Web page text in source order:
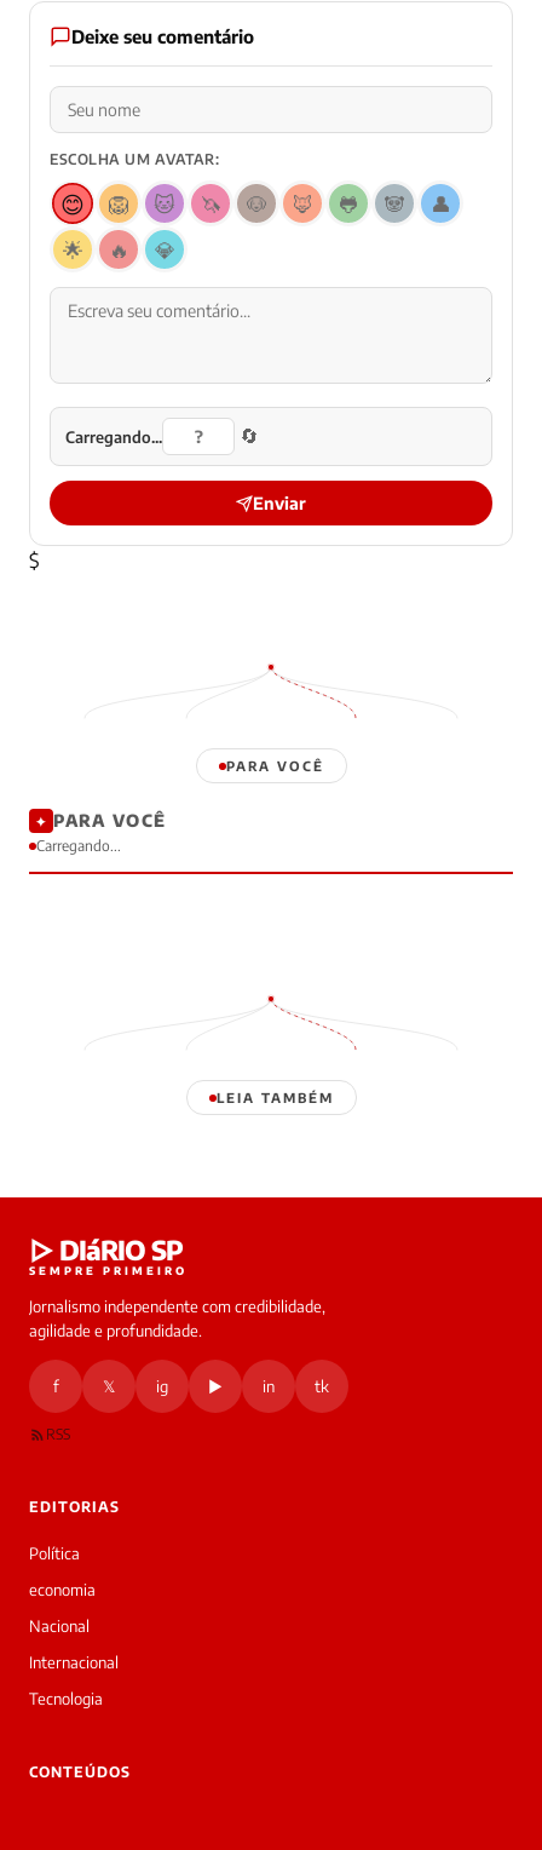
Deixe seu comentário
ESCOLHA UM AVATAR:
😊 🦁 🐱 🦄 🐶 🦊 🐸 🐼
👤
🌟
🔥 💎
Carregando... 🔄
Enviar
$
PARA VOCÊ
✦ PARA VOCÊ
Carregando...
LEIA TAMBÉM
online
Oi!
Boa
noite!
a
Laura,
▷
▷ DIáRIO SP
SEMPRE PRIMEIRO
Jornalismo independente com credibilidade,
agilidade e profundidade.
f 𝕏 ig ▶ in tk
RSS
EDITORIAS
Política
economia
Nacional
Internacional
Tecnologia
CONTEÚDOS